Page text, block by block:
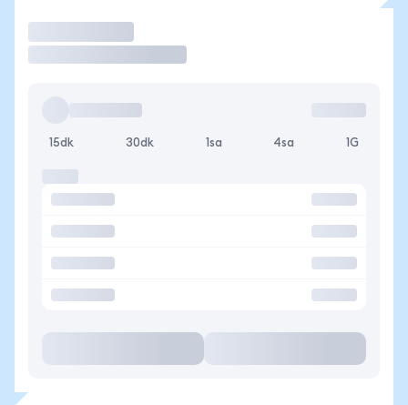
15dk 30dk 1sa 4sa 1G